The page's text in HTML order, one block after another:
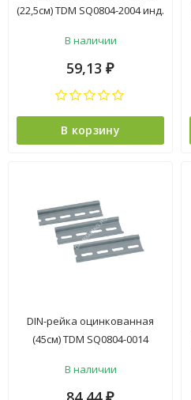
(22,5см) TDM SQ0804-2004 инд.
В наличии
59,13 ₽
В корзину
DIN-рейка оцинкованная
(45см) TDM SQ0804-0014
В наличии
₽